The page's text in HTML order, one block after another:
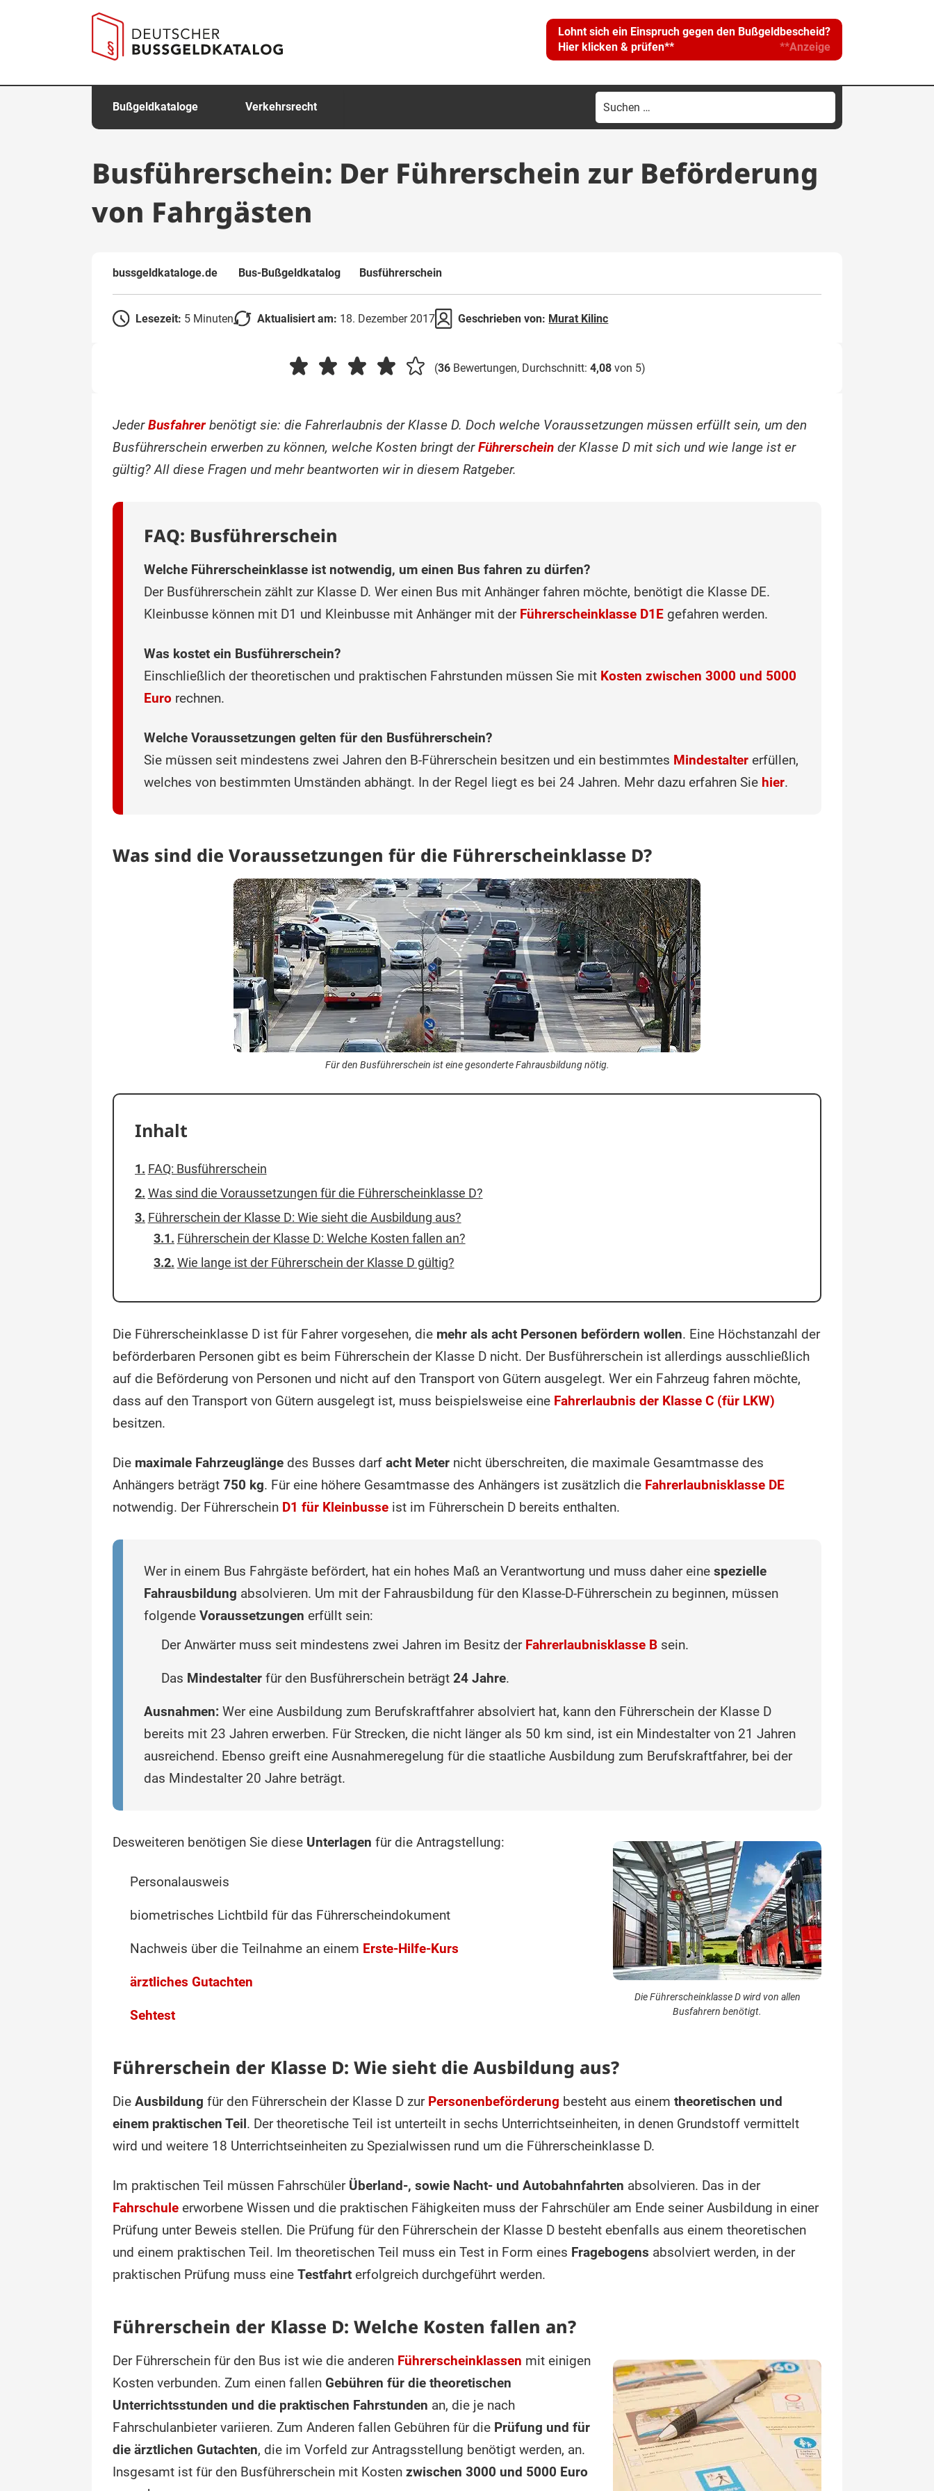
Lohnt sich ein Einspruch gegen den Bußgeldbescheid?
Hier klicken & prüfen**
**Anzeige
Bußgeldkataloge Verkehrsrecht
Suchen
nach:
Busführerschein: Der Führerschein zur Beförderung
von Fahrgästen
bussgeldkataloge.de Bus-Bußgeldkatalog Busführerschein
Lesezeit: 5 Minuten Aktualisiert am: 18. Dezember 2017 Geschrieben von: Murat Kilinc
(36 Bewertungen, Durchschnitt: 4,08 von 5)
JederBusfahrerbenötigt sie: die Fahrerlaubnis der Klasse D. Doch welche Voraussetzungen müssen erfüllt sein, um den
Busführerschein erwerben zu können, welche Kosten bringt derFührerschein der Klasse D mit sich und wie lange ist er
gültig? All diese Fragen und mehr beantworten wir in diesem Ratgeber.
FAQ: Busführerschein
Welche Führerscheinklasse ist notwendig, um einen Bus fahren zu dürfen?
Der Busführerschein zählt zur Klasse D. Wer einen Bus mit Anhänger fahren möchte, benötigt die Klasse DE.
Kleinbusse können mit D1 und Kleinbusse mit Anhänger mit der Führerscheinklasse D1E gefahren werden.
Was kostet ein Busführerschein?
Einschließlich der theoretischen und praktischen Fahrstunden müssen Sie mit Kosten zwischen 3000 und 5000
Euro rechnen.
Welche Voraussetzungen gelten für den Busführerschein?
Sie müssen seit mindestens zwei Jahren den B-Führerschein besitzen und ein bestimmtes Mindestalter erfüllen,
welches von bestimmten Umständen abhängt. In der Regel liegt es bei 24 Jahren. Mehr dazu erfahren Sie hier.
Was sind die Voraussetzungen für die Führerscheinklasse D?
Für den Busführerschein ist eine gesonderte Fahrausbildung nötig.
Inhalt
FAQ: Busführerschein
Was sind die Voraussetzungen für die Führerscheinklasse D?
Führerschein der Klasse D: Wie sieht die Ausbildung aus?
Führerschein der Klasse D: Welche Kosten fallen an?
Wie lange ist der Führerschein der Klasse D gültig?
Die Führerscheinklasse D ist für Fahrer vorgesehen, die mehr als acht Personen befördern wollen. Eine Höchstanzahl der
beförderbaren Personen gibt es beim Führerschein der Klasse D nicht. Der Busführerschein ist allerdings ausschließlich
auf die Beförderung von Personen und nicht auf den Transport von Gütern ausgelegt. Wer ein Fahrzeug fahren möchte,
dass auf den Transport von Gütern ausgelegt ist, muss beispielsweise eine Fahrerlaubnis der Klasse C (für LKW)
besitzen.
Die maximale Fahrzeuglänge des Busses darf acht Meter nicht überschreiten, die maximale Gesamtmasse des
Anhängers beträgt 750 kg. Für eine höhere Gesamtmasse des Anhängers ist zusätzlich die Fahrerlaubnisklasse DE
notwendig. Der Führerschein D1 für Kleinbusse ist im Führerschein D bereits enthalten.
Wer in einem Bus Fahrgäste befördert, hat ein hohes Maß an Verantwortung und muss daher eine spezielle
Fahrausbildung absolvieren. Um mit der Fahrausbildung für den Klasse-D-Führerschein zu beginnen, müssen
folgende Voraussetzungen erfüllt sein:
Der Anwärter muss seit mindestens zwei Jahren im Besitz der Fahrerlaubnisklasse B sein.
Das Mindestalter für den Busführerschein beträgt 24 Jahre.
Ausnahmen: Wer eine Ausbildung zum Berufskraftfahrer absolviert hat, kann den Führerschein der Klasse D
bereits mit 23 Jahren erwerben. Für Strecken, die nicht länger als 50 km sind, ist ein Mindestalter von 21 Jahren
ausreichend. Ebenso greift eine Ausnahmeregelung für die staatliche Ausbildung zum Berufskraftfahrer, bei der
das Mindestalter 20 Jahre beträgt.
Die Führerscheinklasse D wird von allen
Busfahrern benötigt.
Desweiteren benötigen Sie diese Unterlagen für die Antragstellung:
Personalausweis
biometrisches Lichtbild für das Führerscheindokument
Nachweis über die Teilnahme an einem Erste-Hilfe-Kurs
ärztliches Gutachten
Sehtest
Führerschein der Klasse D: Wie sieht die Ausbildung aus?
Die Ausbildung für den Führerschein der Klasse D zur Personenbeförderung besteht aus einem theoretischen und
einem praktischen Teil. Der theoretische Teil ist unterteilt in sechs Unterrichtseinheiten, in denen Grundstoff vermittelt
wird und weitere 18 Unterrichtseinheiten zu Spezialwissen rund um die Führerscheinklasse D.
Im praktischen Teil müssen Fahrschüler Überland-, sowie Nacht- und Autobahnfahrten absolvieren. Das in der
Fahrschule erworbene Wissen und die praktischen Fähigkeiten muss der Fahrschüler am Ende seiner Ausbildung in einer
Prüfung unter Beweis stellen. Die Prüfung für den Führerschein der Klasse D besteht ebenfalls aus einem theoretischen
und einem praktischen Teil. Im theoretischen Teil muss ein Test in Form eines Fragebogens absolviert werden, in der
praktischen Prüfung muss eine Testfahrt erfolgreich durchgeführt werden.
Führerschein der Klasse D: Welche Kosten fallen an?
Der Führerschein für den Bus ist wie die anderen Führerscheinklassen mit einigen
Kosten verbunden. Zum einen fallen Gebühren für die theoretischen
Unterrichtsstunden und die praktischen Fahrstunden an, die je nach
Fahrschulanbieter variieren. Zum Anderen fallen Gebühren für die Prüfung und für
die ärztlichen Gutachten, die im Vorfeld zur Antragsstellung benötigt werden, an.
Insgesamt ist für den Busführerschein mit Kosten zwischen 3000 und 5000 Euro